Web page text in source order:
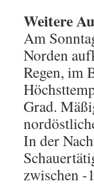
Weitere
Am
Norden
Regen, im
Grad.
In der
zwischen -